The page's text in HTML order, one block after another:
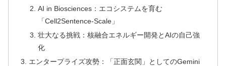
AI in Biosciences：エコシステムを育む
「Cell2Sentence-Scale」
壮大なる挑戦：核融合エネルギー開発とAIの自己強
化
エンタープライズ攻勢：「正面玄関」としてのGemini